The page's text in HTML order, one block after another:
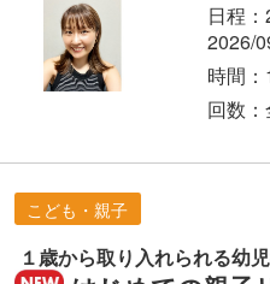
日程
2026/
時間
回数
こども・親子
１歳から取り入れられる幼